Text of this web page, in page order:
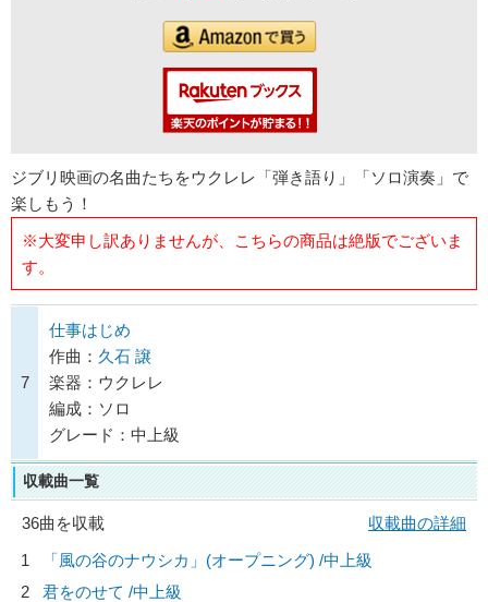
ジブリ映画の名曲たちをウクレレ「弾き語り」「ソロ演奏」で
楽しもう！
※大変申し訳ありませんが、こちらの商品は絶版でございま
す。
7
仕事はじめ
作曲： 久石 譲
楽器：ウクレレ
編成：ソロ
グレード：中上級
収載曲一覧
36曲を収載
収載曲の詳細
1
「風の谷のナウシカ」(オープニング) /中上級
2
君をのせて /中上級